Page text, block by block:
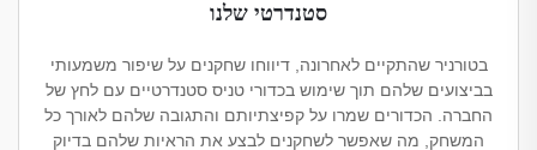
סטנדרטי שלנו
בטורניר שהתקיים לאחרונה, דיווחו שחקנים על שיפור משמעותי
בביצועים שלהם תוך שימוש בכדורי טניס סטנדרטיים עם לחץ של
החברה. הכדורים שמרו על קפיצתיותם והתגובה שלהם לאורך כל
המשחק, מה שאפשר לשחקנים לבצע את הראיות שלהם בדיוק